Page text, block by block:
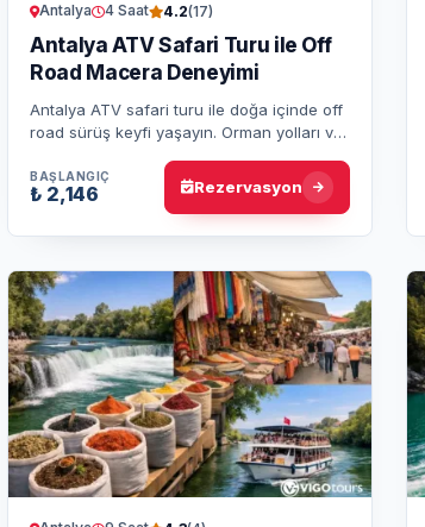
Antalya 4 Saat 4.2(17)
Antalya ATV Safari Turu ile Off
Road Macera Deneyimi
Antalya ATV safari turu ile doğa içinde off
road sürüş keyfi yaşayın. Orman yolları ve
otel transferi dahi…
BAŞLANGIÇ
₺ 2,146 Rezervasyon